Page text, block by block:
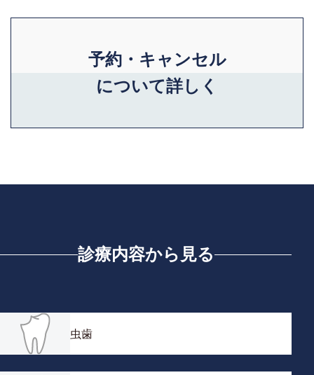
予約・キャンセル
について詳しく
診療内容から見る
虫歯